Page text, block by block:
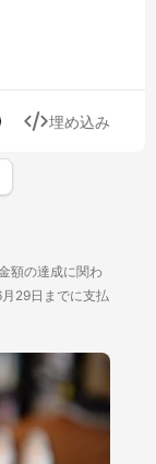
埋め込み
額の達成に関わ
29日までに支払